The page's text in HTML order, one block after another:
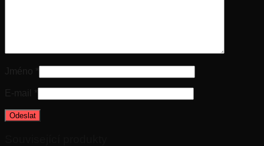
Jméno